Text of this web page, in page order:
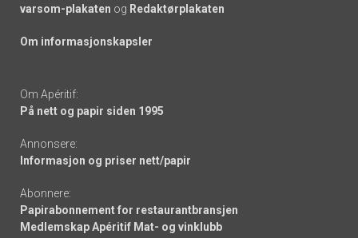
varsom-plakaten og Redaktørplakaten
Om informasjonskapsler
Om Apéritif:
På nett og papir siden 1995
Annonsere:
Informasjon og priser nett/papir
Abonnere:
Papirabonnement for restaurantbransjen
Medlemskap Apéritif Mat- og vinklubb